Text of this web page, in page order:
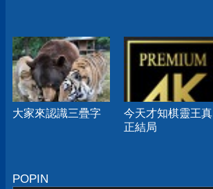
大家來認識三疊字
今天才知棋靈王真
正結局
POPIN